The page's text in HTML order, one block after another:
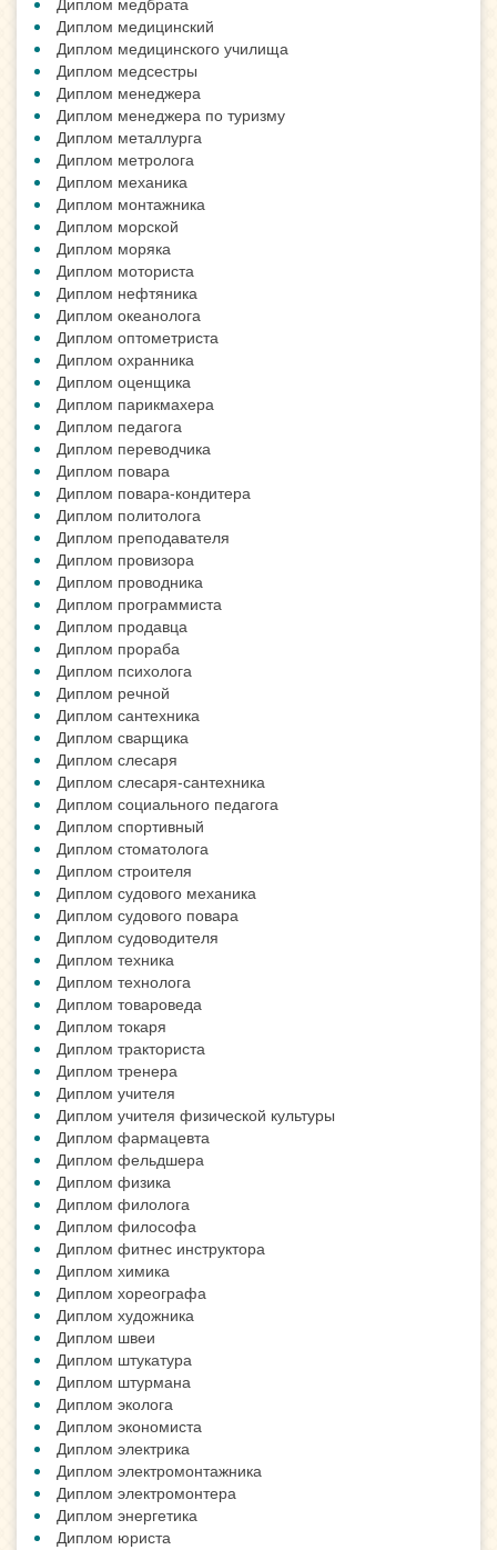
Диплом медицинский
Диплом медицинского училища
Диплом медсестры
Диплом менеджера
Диплом менеджера по туризму
Диплом металлурга
Диплом метролога
Диплом механика
Диплом монтажника
Диплом морской
Диплом моряка
Диплом моториста
Диплом нефтяника
Диплом океанолога
Диплом оптометриста
Диплом охранника
Диплом оценщика
Диплом парикмахера
Диплом педагога
Диплом переводчика
Диплом повара
Диплом повара-кондитера
Диплом политолога
Диплом преподавателя
Диплом провизора
Диплом проводника
Диплом программиста
Диплом продавца
Диплом прораба
Диплом психолога
Диплом речной
Диплом сантехника
Диплом сварщика
Диплом слесаря
Диплом слесаря-сантехника
Диплом социального педагога
Диплом спортивный
Диплом стоматолога
Диплом строителя
Диплом судового механика
Диплом судового повара
Диплом судоводителя
Диплом техника
Диплом технолога
Диплом товароведа
Диплом токаря
Диплом тракториста
Диплом тренера
Диплом учителя
Диплом учителя физической культуры
Диплом фармацевта
Диплом фельдшера
Диплом физика
Диплом филолога
Диплом философа
Диплом фитнес инструктора
Диплом химика
Диплом хореографа
Диплом художника
Диплом швеи
Диплом штукатура
Диплом штурмана
Диплом эколога
Диплом экономиста
Диплом электрика
Диплом электромонтажника
Диплом электромонтера
Диплом энергетика
Диплом юриста